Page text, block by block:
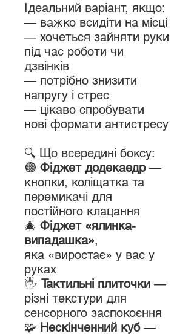
Ідеальний варіант, якщо:
— важко всидіти на місці
— хочеться зайняти руки
під час роботи чи
дзвінків
— потрібно знизити
напругу і стрес
— цікаво спробувати
нові формати антистресу
🔍 Що всередині боксу:
🟢 Фіджет додекаедр—
кнопки, коліщатка та
перемикачі для
постійного клацання
🎄 Фіджет «ялинка-
випадашка»,
яка «виростає» у вас у
руках
🖐 Тактильні плиточки —
різні текстури для
сенсорного заспокоєння
🧩 Нескінченний куб—